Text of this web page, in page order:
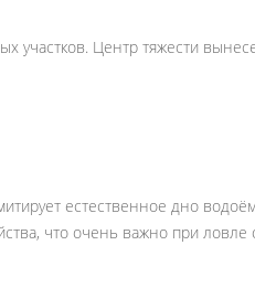
участков. Центр тяжести
естественное дно
что очень важно при